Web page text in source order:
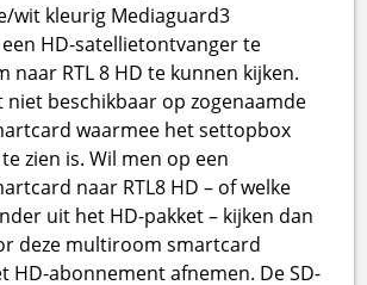
wit kleurig Mediaguard3
HD-satellietontvanger te
naar RTL 8 HD te kunnen kijken.
niet beschikbaar op zogenaamde
waarmee het settopbox
zien is. Wil men op een
naar RTL8 HD – of welke
uit het HD-pakket – kijken dan
deze multiroom smartcard
HD-abonnement afnemen. De SD-